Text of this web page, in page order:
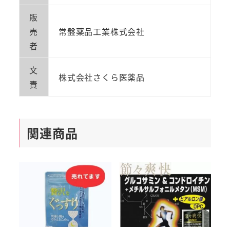
販
売
者
常盤薬品工業株式会社
文
責
株式会社さくら医薬品
関連商品